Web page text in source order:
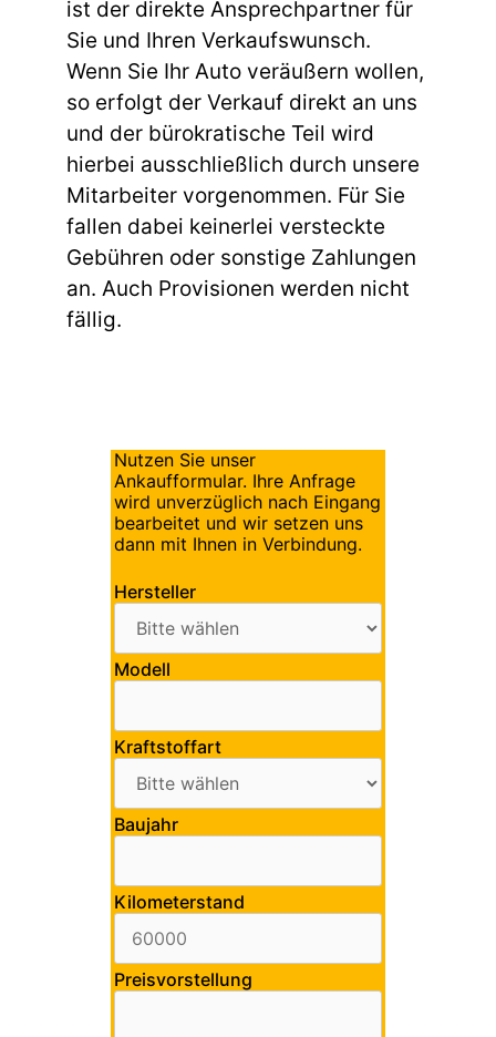
ist der direkte Ansprechpartner für
Sie und Ihren Verkaufswunsch.
Wenn Sie Ihr Auto veräußern wollen,
so erfolgt der Verkauf direkt an uns
und der bürokratische Teil wird
hierbei ausschließlich durch unsere
Mitarbeiter vorgenommen. Für Sie
fallen dabei keinerlei versteckte
Gebühren oder sonstige Zahlungen
an. Auch Provisionen werden nicht
fällig.
Nutzen Sie unser
Ankaufformular. Ihre Anfrage
wird unverzüglich nach Eingang
bearbeitet und wir setzen uns
dann mit Ihnen in Verbindung.
Hersteller
Modell
Kraftstoffart
Baujahr
Kilometerstand
Preisvorstellung